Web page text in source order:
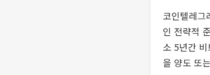
코인텔레그
인 전략적
소 5년간
을 양도 또